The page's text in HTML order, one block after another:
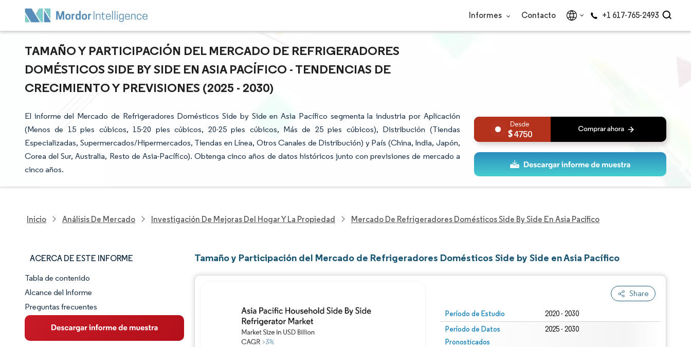
Informes Contacto +1 617-765-2493
TAMAÑO Y PARTICIPACIÓN DEL MERCADO DE REFRIGERADORES
DOMÉSTICOS SIDE BY SIDE EN ASIA PACÍFICO - TENDENCIAS DE
CRECIMIENTO Y PREVISIONES (2025 - 2030)
El informe del Mercado de Refrigeradores Domésticos Side by Side en Asia Pacífico segmenta la industria por Aplicación
(Menos de 15 pies cúbicos, 15-20 pies cúbicos, 20-25 pies cúbicos, Más de 25 pies cúbicos), Distribución (Tiendas
Especializadas, Supermercados/Hipermercados, Tiendas en Línea, Otros Canales de Distribución) y País (China, India, Japón,
Corea del Sur, Australia, Resto de Asia-Pacífico). Obtenga cinco años de datos históricos junto con previsiones de mercado a
cinco años.
4750
Inicio Análisis De Mercado Investigación De Mejoras Del Hogar Y La Propiedad Mercado De Refrigeradores Domésticos Side By Side En Asia Pacífico
ACERCA DE ESTE INFORME
Panorama del Mercado
Visión General del Mercado
Tendencias Principales del Mercado
Tabla de contenido
Alcance del Informe
Preguntas frecuentes
Tamaño y Participación del Mercado de Refrigeradores Domésticos Side by Side en Asia Pacífico
Share
Período de Estudio 2020 - 2030
Período de Datos
Pronosticados
2025 - 2030